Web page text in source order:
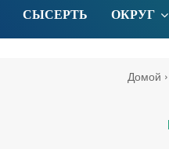
СЫСЕРТЬ ОКРУГ
Домой